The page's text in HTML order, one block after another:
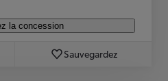
la concession
Sauvegardez